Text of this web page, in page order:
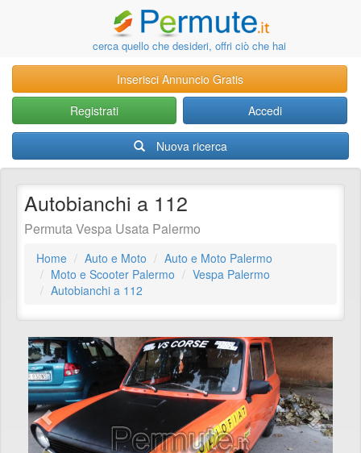
cerca quello che desideri, offri ciò che hai
Inserisci Annuncio Gratis
Registrati
Accedi
Nuova ricerca
Autobianchi a 112
Permuta Vespa Usata Palermo
Home Auto e Moto
Auto e Moto Palermo
Moto e Scooter Palermo
Vespa Palermo
Autobianchi a 112